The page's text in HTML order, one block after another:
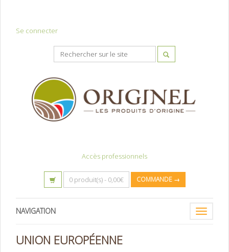
Se connecter
Accès professionnels
0 produit(s) - 0,00€ COMMANDE →
Toggle
NAVIGATION
UNION EUROPÉENNE